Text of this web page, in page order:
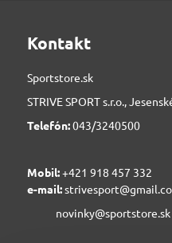
Kontakt
Sportstore.sk
STRIVE SPORT s.r.o.,
Telefón:043/3240500
Mobil:+421 918 457 332
e-mail:
novinky@sportstore.sk